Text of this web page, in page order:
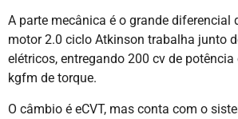
A parte mecânica é o grande diferencial
motor 2.0 ciclo Atkinson trabalha junto
elétricos, entregando 200 cv de
kgfm de torque.
O câmbio é eCVT, mas conta com o